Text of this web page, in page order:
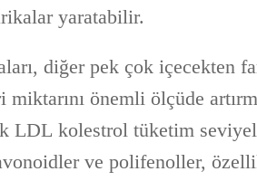
yaratabilir.
diğer pek çok içecekten
önemli ölçüde
LDL kolestrol tüketim
ve polifenoller,